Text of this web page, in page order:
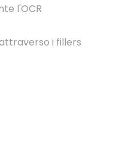
l'OCR
i fillers